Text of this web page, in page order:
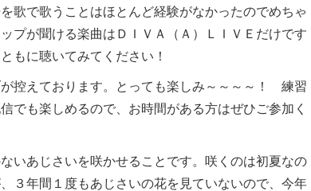
歌で歌うことはほとんど経験がなかったのでめちゃ
プが聞ける楽曲はＤＩＶＡ（Ａ）ＬＩＶＥだけです
もに聴いてみてください！
控えております。とっても楽しみ～～～～！ 練習
でも楽しめるので、お時間がある方はぜひご参加く
いあじさいを咲かせることです。咲くのは初夏なの
３年間１度もあじさいの花を見ていないので、今年